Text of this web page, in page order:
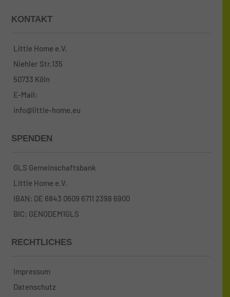
KONTAKT
Little Home e.V.
Niehler Str.135
50733 Köln
E-Mail:
info@little-home.eu
SPENDEN
GLS Gemeinschaftsbank
Little Home e.V.
IBAN: DE 6843 0609 6711 2398 6900
BIC: GENODEM1GLS
RECHTLICHES
Impressum
Datenschutz